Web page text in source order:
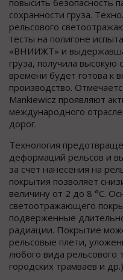
сохранности груза.
рельсового
тесты на полигоне
«ВНИИЖТ» и
груза, получила высокую
времени будет готова к
производство.
Mankiewicz проявляют
международного
дорог.
Технология
деформаций рельсов и
за счет нанесения на
покрытия позволяет
величину от 2 до 8 °C.
светоотражающего
подверженные
радиации. Покрытие
рельсовые плети,
любого вида рельсового
городских трамваев и